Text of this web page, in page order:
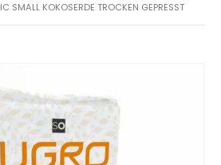
SMALL KOKOSERDE TROCKEN GEPRESST